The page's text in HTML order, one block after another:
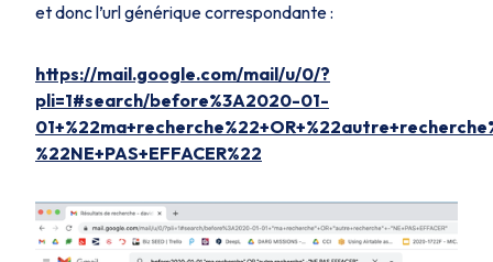
et donc l’url générique correspondante :
https://mail.google.com/mail/u/0/?
pli=1#search/before%3A2020-01-
%22NE+PAS+EFFACER%22